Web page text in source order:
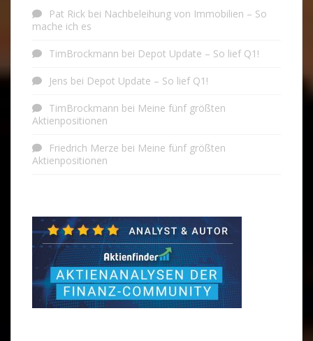
Pat Rick bei Nachbeleihung von Immobilien – So
mache ich es
TimBrockmann bei Depot Update – So lief Q1!
Jens bei Depot Update – So lief Q1!
TimBrockmann bei Meine fünf größten
Aktienpositionen
Friedrich Merze bei Meine fünf größten
Aktienpositionen